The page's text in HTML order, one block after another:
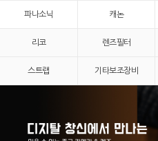
파나소닉 캐논
리코 렌즈필터
스트랩 기타보조장비